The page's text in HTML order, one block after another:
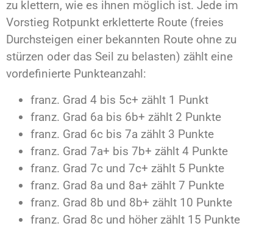
zu klettern, wie es ihnen möglich ist. Jede im
Vorstieg Rotpunkt erkletterte Route (freies
Durchsteigen einer bekannten Route ohne zu
stürzen oder das Seil zu belasten) zählt eine
vordefinierte Punkteanzahl:
franz. Grad 4 bis 5c+ zählt 1 Punkt
franz. Grad 6a bis 6b+ zählt 2 Punkte
franz. Grad 6c bis 7a zählt 3 Punkte
franz. Grad 7a+ bis 7b+ zählt 4 Punkte
franz. Grad 7c und 7c+ zählt 5 Punkte
franz. Grad 8a und 8a+ zählt 7 Punkte
franz. Grad 8b und 8b+ zählt 10 Punkte
franz. Grad 8c und höher zählt 15 Punkte